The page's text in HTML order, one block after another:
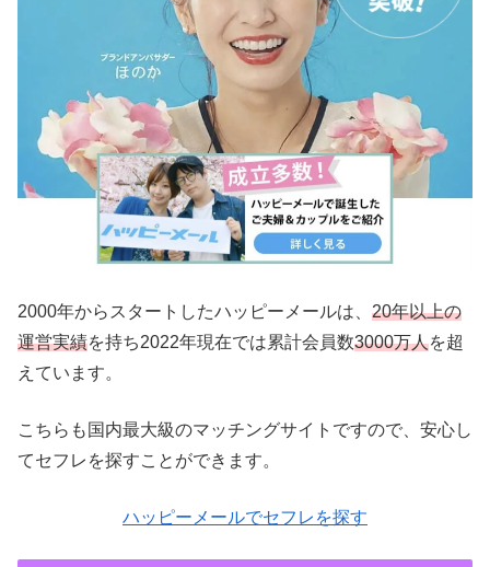
2000年からスタートしたハッピーメールは、 20年以上の
運営実績を持ち2022年現在では累計会員数3000万人を超
えています。
こちらも国内最大級のマッチングサイトですので、安心し
てセフレを探すことができます。
ハッピーメールでセフレを探す